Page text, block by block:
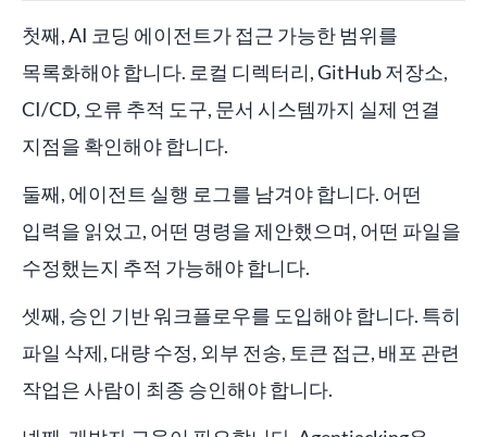
첫째, AI 코딩 에이전트가 접근 가능한 범위를
목록화해야 합니다. 로컬 디렉터리, GitHub 저장소,
CI/CD, 오류 추적 도구, 문서 시스템까지 실제 연결
지점을 확인해야 합니다.
둘째, 에이전트 실행 로그를 남겨야 합니다. 어떤
입력을 읽었고, 어떤 명령을 제안했으며, 어떤 파일을
수정했는지 추적 가능해야 합니다.
셋째, 승인 기반 워크플로우를 도입해야 합니다. 특히
파일 삭제, 대량 수정, 외부 전송, 토큰 접근, 배포 관련
작업은 사람이 최종 승인해야 합니다.